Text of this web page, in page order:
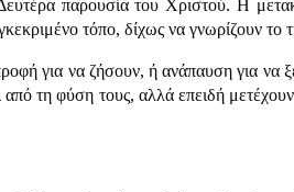
παρουσία του Χριστού. Η
τόπο, δίχως να γνωρίζουν το
για να ζήσουν, ή ανάπαυση για να
τη φύση τους, αλλά επειδή